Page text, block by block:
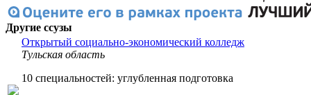
Другие ссузы
Открытый социально-экономический колледж
Тульская область
10 специальностей: углубленная подготовка